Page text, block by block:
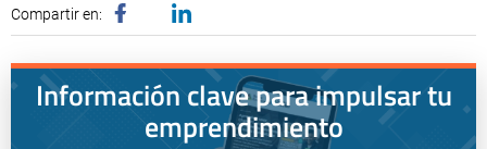
Compartir en:
Información clave para impulsar tu
emprendimiento